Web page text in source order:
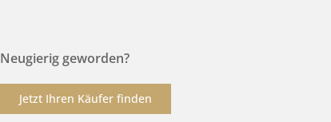
Neugierig geworden?
Jetzt Ihren Käufer finden